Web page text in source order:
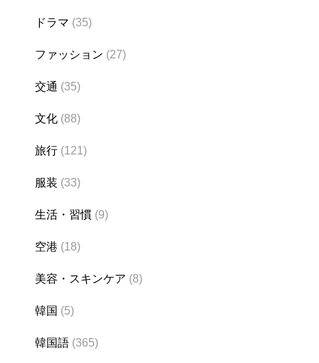
ドラマ (35)
ファッション (27)
交通 (35)
文化 (88)
旅行 (121)
服装 (33)
生活・習慣 (9)
空港 (18)
美容・スキンケア (8)
韓国 (5)
韓国語 (365)